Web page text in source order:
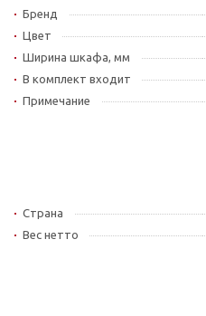
Бренд
Цвет
Ширина шкафа, мм
В комплект входит
Примечание
Страна
Вес нетто